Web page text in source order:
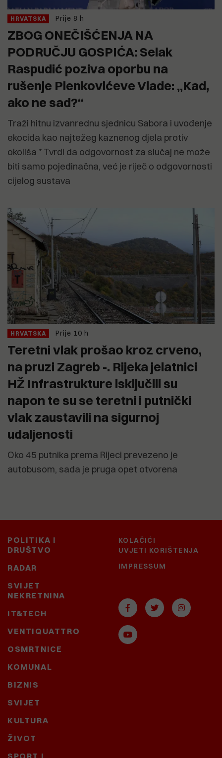
HRVATSKA Prije 8 h
ZBOG ONEČIŠĆENJA NA
PODRUČJU GOSPIĆA: Selak
Raspudić poziva oporbu na
rušenje Plenkovićeve Vlade: „Kad,
ako ne sad?“
Traži hitnu izvanrednu sjednicu Sabora i uvođenje
ekocida kao najtežeg kaznenog djela protiv
okoliša * Tvrdi da odgovornost za slučaj ne može
biti samo pojedinačna, već je riječ o odgovornosti
cijelog sustava
HRVATSKA Prije 10 h
Teretni vlak prošao kroz crveno,
na pruzi Zagreb -. Rijeka jelatnici
HŽ Infrastrukture isključili su
napon te su se teretni i putnički
vlak zaustavili na sigurnoj
udaljenosti
Oko 45 putnika prema Rijeci prevezeno je
autobusom, sada je pruga opet otvorena
POLITIKA I
DRUŠTVO
RADAR
SVIJET
NEKRETNINA
IT&TECH
VENTIQUATTRO
OSMRTNICE
KOMUNAL
BIZNIS
SVIJET
KULTURA
ŽIVOT
SPORT I
KOLAČIĆI
UVJETI KORIŠTENJA
IMPRESSUM